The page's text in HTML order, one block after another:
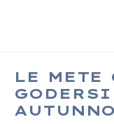
LE METE